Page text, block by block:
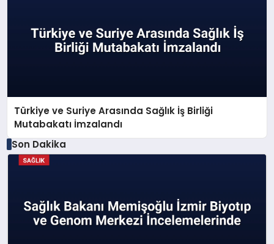
Türkiye ve Suriye Arasında Sağlık İş Birliği
Mutabakatı İmzalandı
Son Dakika